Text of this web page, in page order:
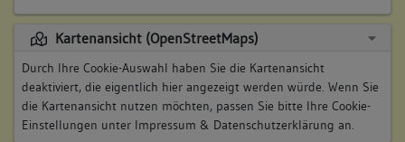
Kartenansicht (OpenStreetMaps)
Durch Ihre Cookie-Auswahl haben Sie die Kartenansicht
deaktiviert, die eigentlich hier angezeigt werden würde. Wenn Sie
die Kartenansicht nutzen möchten, passen Sie bitte Ihre Cookie-
Einstellungen unter Impressum & Datenschutzerklärung an.